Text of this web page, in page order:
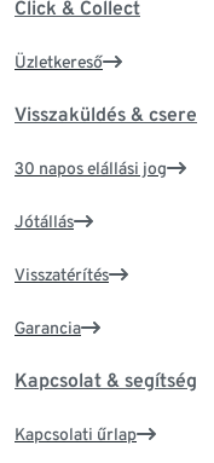
Click & Collect
Üzletkereső
Visszaküldés & csere
30 napos elállási jog
Jótállás
Visszatérítés
Garancia
Kapcsolat & segítség
Kapcsolati űrlap